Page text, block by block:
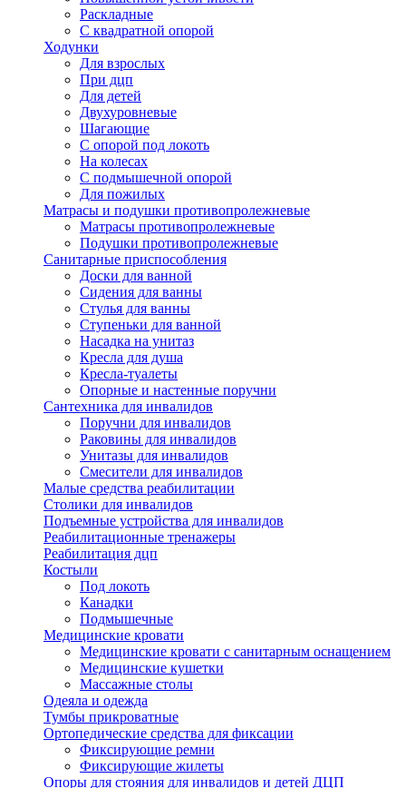
Раскладные
С квадратной опорой
Ходунки
Для взрослых
При дцп
Для детей
Двухуровневые
Шагающие
С опорой под локоть
На колесах
С подмышечной опорой
Для пожилых
Матрасы и подушки противопролежневые
Матрасы противопролежневые
Подушки противопролежневые
Санитарные приспособления
Доски для ванной
Сидения для ванны
Стулья для ванны
Ступеньки для ванной
Насадка на унитаз
Кресла для душа
Кресла-туалеты
Опорные и настенные поручни
Сантехника для инвалидов
Поручни для инвалидов
Раковины для инвалидов
Унитазы для инвалидов
Смесители для инвалидов
Малые средства реабилитации
Столики для инвалидов
Подъемные устройства для инвалидов
Реабилитационные тренажеры
Реабилитация дцп
Костыли
Под локоть
Канадки
Подмышечные
Медицинские кровати
Медицинские кровати с санитарным оснащением
Медицинские кушетки
Массажные столы
Одеяла и одежда
Тумбы прикроватные
Ортопедические средства для фиксации
Фиксирующие ремни
Фиксирующие жилеты
Опоры для стояния для инвалидов и детей ДЦП